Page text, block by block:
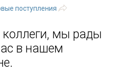
поступления
коллеги, мы рады
в нашем